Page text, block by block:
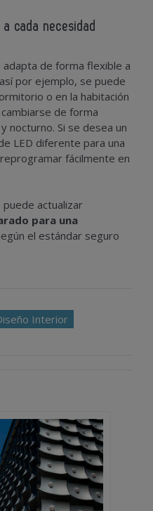
cada necesidad
adapta de forma flexible a
por ejemplo, se puede
o en la habitación
de forma
nocturno. Si se desea un
LED diferente para una
fácilmente en
puede actualizar
para una
el estándar seguro
Interior